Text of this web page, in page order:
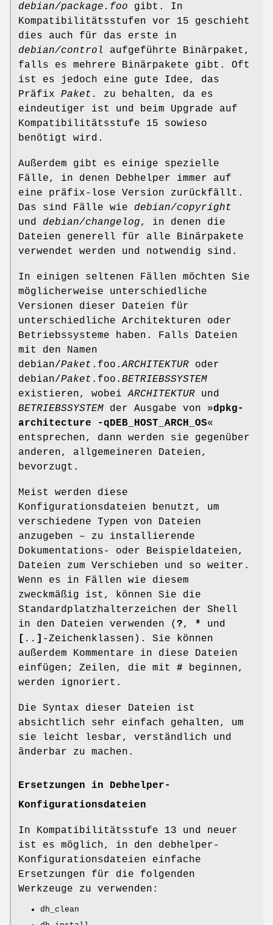
debian/package.foo gibt. In
Kompatibilitätsstufen vor 15 geschieht
dies auch für das erste in
debian/control
aufgeführte Binärpaket,
falls es mehrere Binärpakete gibt. Oft
ist es jedoch eine gute Idee, das
Präfix Paket.
zu behalten, da es
eindeutiger ist und beim Upgrade auf
Kompatibilitätsstufe 15 sowieso
benötigt wird.
Außerdem gibt es einige spezielle
Fälle, in denen Debhelper immer auf
eine präfix-lose Version zurückfällt.
Das sind Fälle wie debian/copyright
und debian/changelog, in denen die
Dateien generell für alle Binärpakete
verwendet werden und notwendig sind.
In einigen seltenen Fällen möchten Sie
möglicherweise unterschiedliche
Versionen dieser Dateien für
unterschiedliche Architekturen oder
Betriebssysteme haben. Falls Dateien
mit den Namen
debian/Paket .foo.ARCHITEKTUR oder
debian/Paket .foo. BETRIEBSSYSTEM
existieren, wobeiARCHITEKTUR und
BETRIEBSSYSTEM der Ausgabe von »dpkg-
architecture -qDEB_HOST_ARCH_OS«
entsprechen, dann werden sie gegenüber
anderen, allgemeineren Dateien,
bevorzugt.
Meist werden diese
Konfigurationsdateien benutzt, um
verschiedene Typen von Dateien
anzugeben – zu installierende
Dokumentations- oder Beispieldateien,
Dateien zum Verschieben und so weiter.
Wenn es in Fällen wie diesem
zweckmäßig ist, können Sie die
Standardplatzhalterzeichen der Shell
in den Dateien verwenden ( ?, *
und
[ .. ] -Zeichenklassen). Sie können
außerdem Kommentare in diese Dateien
einfügen; Zeilen, die mit # beginnen,
werden ignoriert.
Die Syntax dieser Dateien ist
absichtlich sehr einfach gehalten, um
sie leicht lesbar, verständlich und
änderbar zu machen.
Ersetzungen in Debhelper-
Konfigurationsdateien
In Kompatibilitätsstufe 13 und neuer
ist es möglich, in den debhelper-
Konfigurationsdateien einfache
Ersetzungen für die folgenden
Werkzeuge zu verwenden:
dh_clean